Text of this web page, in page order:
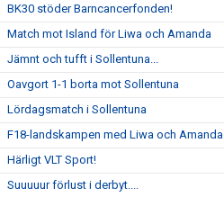
BK30 stöder Barncancerfonden!
Match mot Island för Liwa och Amanda
Jämnt och tufft i Sollentuna...
Oavgort 1-1 borta mot Sollentuna
Lördagsmatch i Sollentuna
F18-landskampen med Liwa och Amanda
Härligt VLT Sport!
Suuuuur förlust i derbyt....